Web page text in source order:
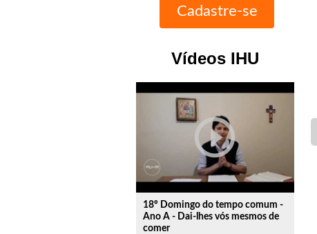
Vídeos IHU
play_circle_outline
18º Domingo do tempo comum -
Ano A - Dai-lhes vós mesmos de
comer